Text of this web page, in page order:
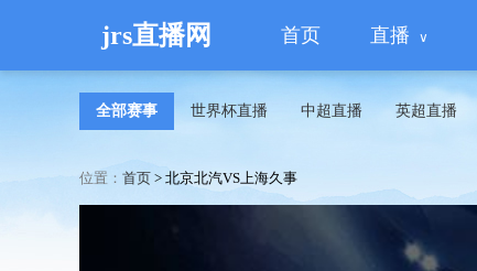
jrs直播网 首页 直播
全部赛事 世界杯直播 中超直播 英超直播
位置： 首页 > 北京北汽VS上海久事